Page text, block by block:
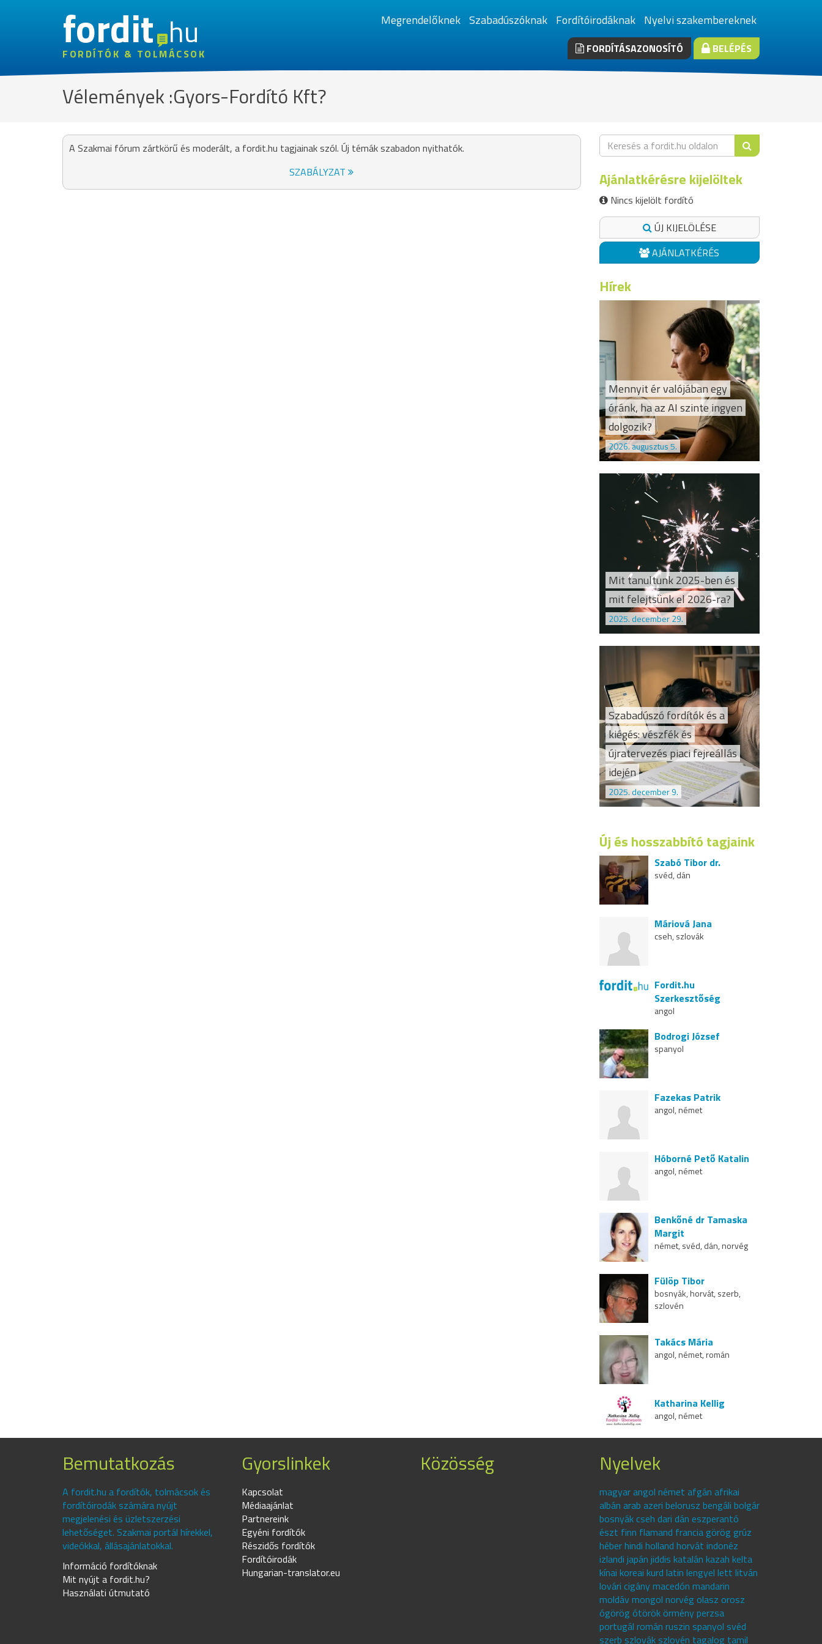
fordithu
FORDÍTÓK & TOLMÁCSOK
Megrendelőknek Szabadúszóknak Fordítóirodáknak Nyelvi szakembereknek
FORDÍTÁSAZONOSÍTÓ BELÉPÉS
Vélemények :Gyors-Fordító Kft?
A Szakmai fórum zártkörű és moderált, a fordit.hu tagjainak szól. Új témák szabadon nyithatók.
SZABÁLYZAT
Ajánlatkérésre kijelöltek
Nincs kijelölt fordító
ÚJ KIJELÖLÉSE
AJÁNLATKÉRÉS
Hírek
Mennyit ér valójában egy
óránk, ha az AI szinte ingyen
dolgozik?
2026. augusztus 5.
Mit tanultunk 2025-ben és
mit felejtsünk el 2026-ra?
2025. december 29.
Szabadúszó fordítók és a
kiégés: vészfék és
újratervezés piaci fejreállás
idején
2025. december 9.
Új és hosszabbító tagjaink
Szabó Tibor dr.
svéd, dán
Máriová Jana
cseh, szlovák
Fordit.hu
Szerkesztőség
angol
Bodrogi József
spanyol
Fazekas Patrik
angol, német
Hóborné Pető Katalin
angol, német
Benkőné dr Tamaska
Margit
német, svéd, dán, norvég
Fülöp Tibor
bosnyák, horvát, szerb,
szlovén
Takács Mária
angol, német, román
Katharina Kellig
angol, német
Bemutatkozás
A fordit.hu a fordítók, tolmácsok és
fordítóirodák számára nyújt
megjelenési és üzletszerzési
lehetőséget. Szakmai portál hírekkel,
videókkal, állásajánlatokkal.
Információ fordítóknak
Mit nyújt a fordit.hu?
Használati útmutató
Gyorslinkek
Kapcsolat
Médiaajánlat
Partnereink
Egyéni fordítók
Részidős fordítók
Fordítóirodák
Hungarian-translator.eu
Közösség Nyelvek
magyar angol német afgán afrikai
albán arab azeri belorusz bengáli bolgár
bosnyák cseh dari dán eszperantó
észt finn flamand francia görög grúz
héber hindi holland horvát indonéz
izlandi japán jiddis katalán kazah kelta
kínai koreai kurd latin lengyel lett litván
lovári cigány macedón mandarin
moldáv mongol norvég olasz orosz
ógörög ótörök örmény perzsa
portugál román ruszin spanyol svéd
szerb szlovák szlovén tagalog tamil